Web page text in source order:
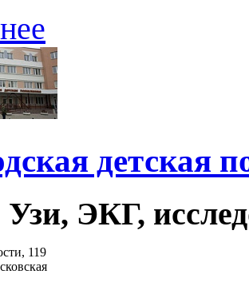
детская
Узи, ЭКГ,
119